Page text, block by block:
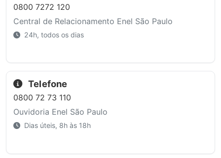
0800 7272 120
Central de Relacionamento Enel São Paulo
24h, todos os dias
Telefone
0800 72 73 110
Ouvidoria Enel São Paulo
Dias úteis, 8h às 18h